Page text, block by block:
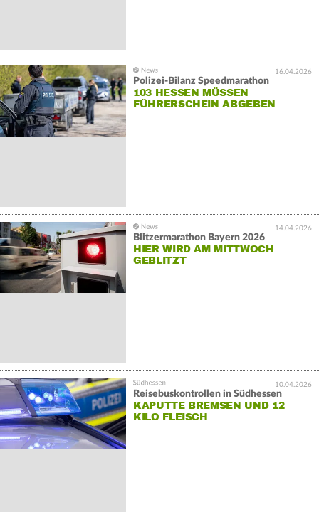
16.04.2026
Polizei-Bilanz Speedmarathon
103 HESSEN MÜSSEN
FÜHRERSCHEIN ABGEBEN
14.04.2026
Blitzermarathon Bayern 2026
HIER WIRD AM MITTWOCH
GEBLITZT
10.04.2026
Reisebuskontrollen in Südhessen
KAPUTTE BREMSEN UND 12
KILO FLEISCH